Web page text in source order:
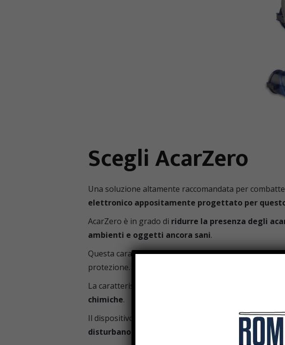
Scegli AcarZero
Una soluzione altamente raccomandata per
elettronico appositamente progettato per
AcarZero è in grado di ridurre la presenza degli
ambienti e oggetti ancora sani.
Questa caratteristica lo rendeparticolarmente utile
protezione.
La caratteristica distintiva di AcarZero è la sua
chimiche.
Il dispositivo
funziona diffondendo ultrasuoni, che
disturbano ed allontanano gli acari
, portando